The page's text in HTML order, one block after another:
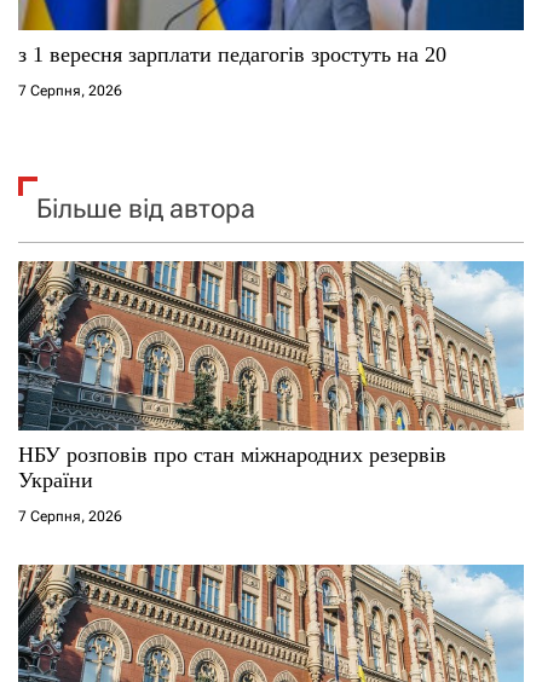
з 1 вересня зарплати педагогів зростуть на 20
7 Серпня, 2026
Більше від автора
НБУ розповів про стан міжнародних резервів
України
7 Серпня, 2026